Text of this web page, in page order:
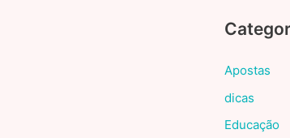
Apostas
dicas
Educação